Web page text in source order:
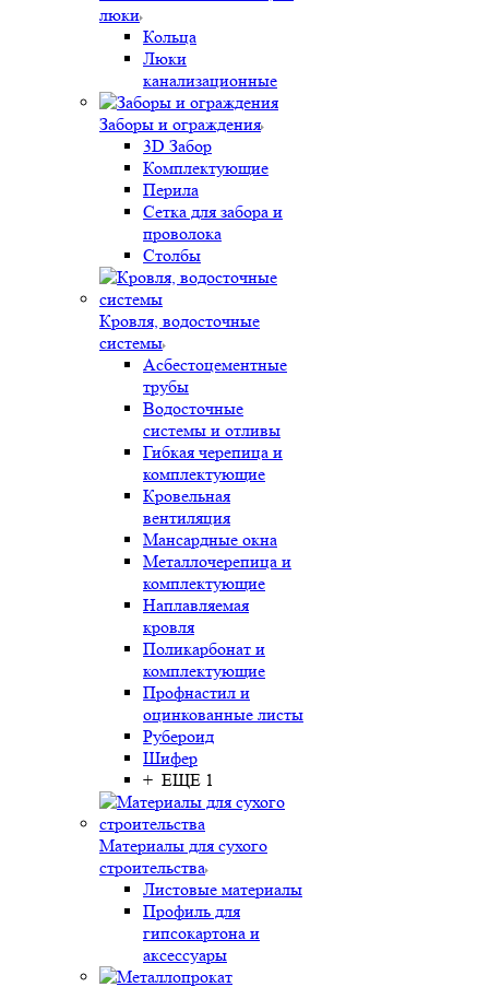
люки
Кольца
Люки
канализационные
Заборы и ограждения
3D Забор
Комплектующие
Перила
Сетка для забора и
проволока
Столбы
Кровля, водосточные
системы
Асбестоцементные
трубы
Водосточные
системы и отливы
Гибкая черепица и
комплектующие
Кровельная
вентиляция
Мансардные окна
Металлочерепица и
комплектующие
Наплавляемая
кровля
Поликарбонат и
комплектующие
Профнастил и
оцинкованные листы
Рубероид
Шифер
+ ЕЩЕ 1
Материалы для сухого
строительства
Листовые материалы
Профиль для
гипсокартона и
аксессуары